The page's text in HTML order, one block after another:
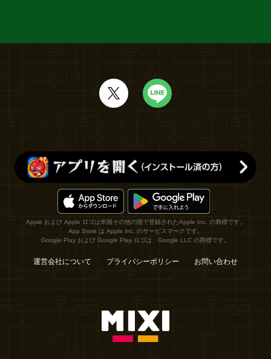
Apple および Apple ロゴは米国その他の国で登録されたApple Inc. の商標です。
App Store は Apple Inc. のサービスマークです。
Google Play および Google Play ロゴは、Google LLC の商標です。
運営会社について プライバシーポリシー お問い合わせ